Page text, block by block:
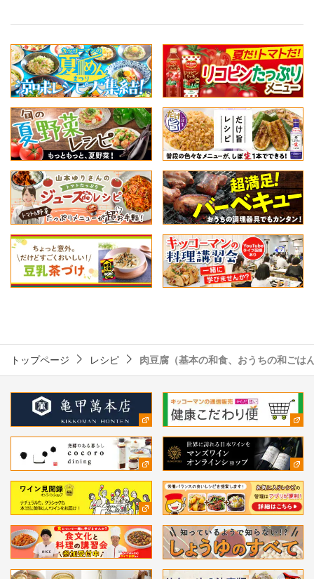
トップページ レシピ 肉豆腐（基本の和食、おうちの和ごは